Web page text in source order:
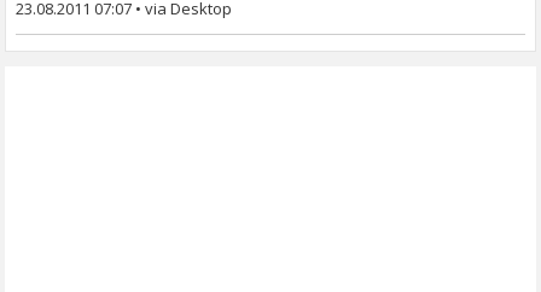
23.08.2011 07:07 •